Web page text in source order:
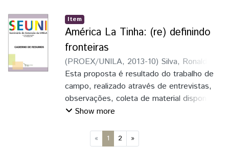
restrição orçamentária - em especial
quando a taxa de juros é baixa
Item
América La Tinha: (re) definindo
fronteiras
(PROEX/UNILA, 2013-10) Silva, Ronaldo
Souza, Angela Maria de
Esta proposta é resultado do trabalho de
campo, realizado através de entrevistas,
observações, coleta de material disponível
em ambiente virtual e pesquisa
Hope de Foz do Iguaçu e região, no
projeto de iniciação científica intitulado
Show more
« 1 (current)
2 »